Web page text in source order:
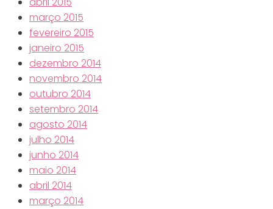
março 2015
fevereiro 2015
janeiro 2015
dezembro 2014
novembro 2014
outubro 2014
setembro 2014
agosto 2014
julho 2014
junho 2014
maio 2014
abril 2014
março 2014